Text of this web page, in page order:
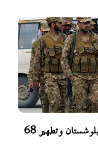
مقتل 3 مسلحين في عملية أمنية ببلوشستان وتطهير 68